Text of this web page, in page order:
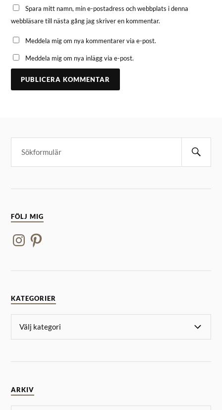
Spara mitt namn, min e-postadress och webbplats i denna
webbläsare till nästa gång jag skriver en kommentar.
Meddela mig om nya kommentarer via e-post.
Meddela mig om nya inlägg via e-post.
FÖLJ MIG
KATEGORIER
ARKIV